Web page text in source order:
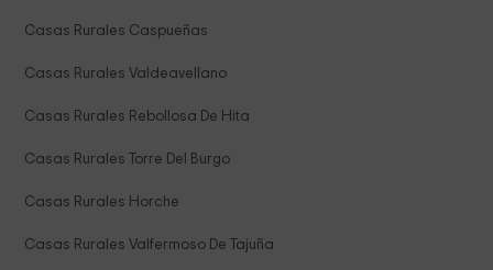
Casas Rurales Caspueñas
Casas Rurales Valdeavellano
Casas Rurales Rebollosa De Hita
Casas Rurales Torre Del Burgo
Casas Rurales Horche
Casas Rurales Valfermoso De Tajuña